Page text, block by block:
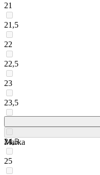
21
21,5
22
22,5
23
23,5
24,5
25
Marka